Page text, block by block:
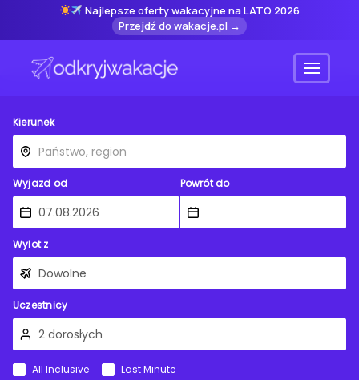
Najlepsze oferty wakacyjne na LATO 2026
Przejdź do wakacje.pl →
Menu
Kierunek
Wyjazd od Powrót do
Wylot z
Uczestnicy
All Inclusive Last Minute